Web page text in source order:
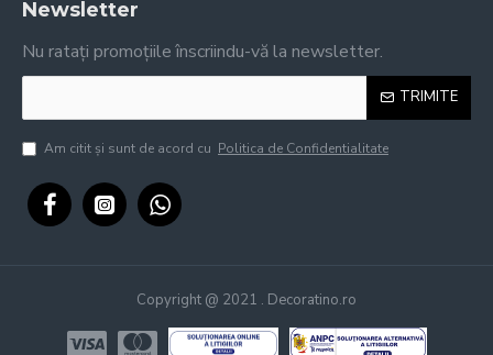
Newsletter
Nu ratați promoțiile înscriindu-vă la newsletter.
TRIMITE
Am citit şi sunt de acord cu Politica de Confidentialitate
Copyright @ 2021 . Decoratino.ro